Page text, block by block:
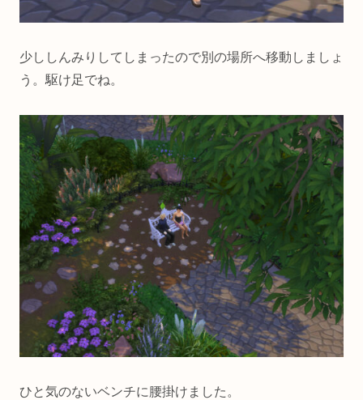
少ししんみりしてしまったので別の場所へ移動しましょ
う。駆け足でね。
ひと気のないベンチに腰掛けました。